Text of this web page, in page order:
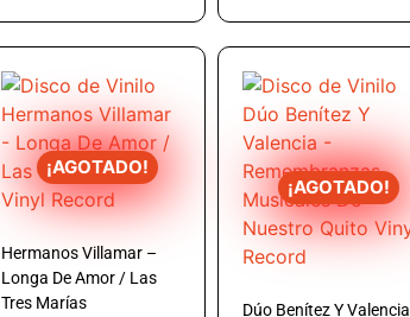
¡AGOTADO!
Hermanos Villamar –
Longa De Amor / Las
Tres Marías
¡AGOTADO!
Dúo Benítez Y Valencia